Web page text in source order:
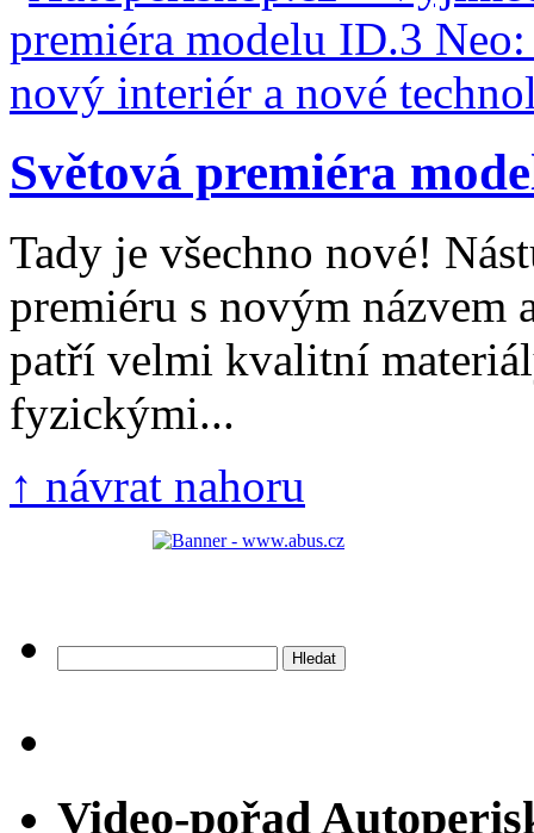
Světová premiéra
Tady je všechno nové!
premiéru s novým názvem
patří velmi kvalitní
fyzickými...
↑ návrat nahoru
Video-pořad